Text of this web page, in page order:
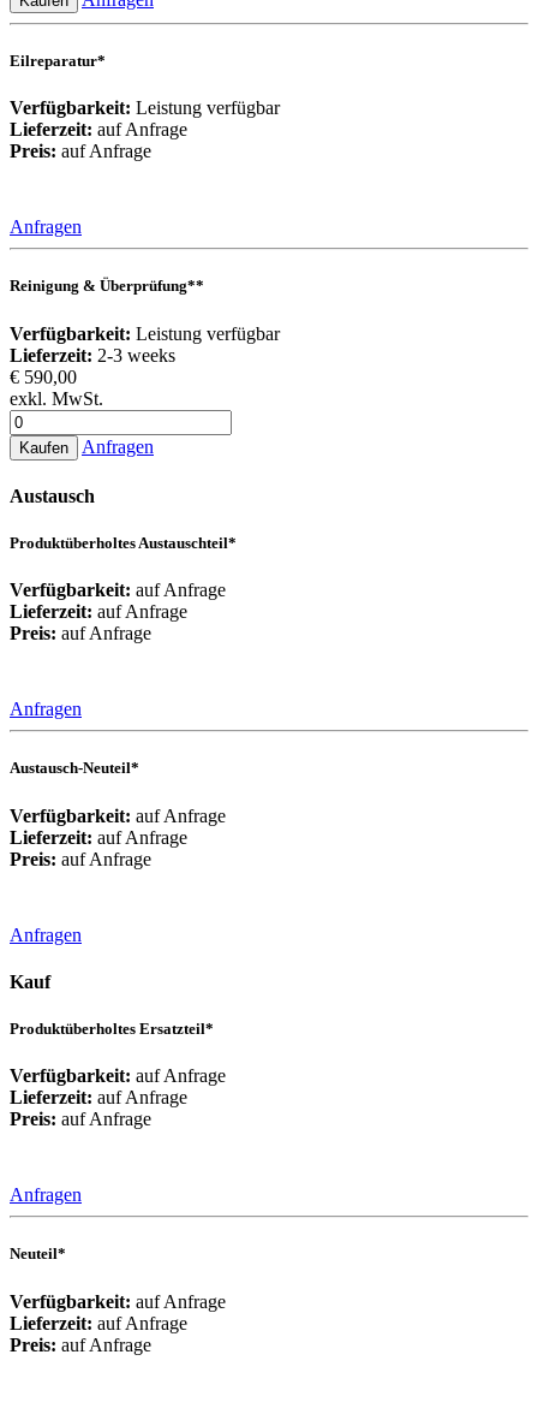
Eilreparatur*
Verfügbarkeit: Leistung verfügbar
Lieferzeit: auf Anfrage
Preis: auf Anfrage
Anfragen
Reinigung & Überprüfung**
Verfügbarkeit: Leistung verfügbar
Lieferzeit: 2-3 weeks
€ 590,00
exkl. MwSt.
Kaufen Anfragen
Austausch
Produktüberholtes Austauschteil*
Verfügbarkeit: auf Anfrage
Lieferzeit: auf Anfrage
Preis: auf Anfrage
Anfragen
Austausch-Neuteil*
Verfügbarkeit: auf Anfrage
Lieferzeit: auf Anfrage
Preis: auf Anfrage
Anfragen
Kauf
Produktüberholtes Ersatzteil*
Verfügbarkeit: auf Anfrage
Lieferzeit: auf Anfrage
Preis: auf Anfrage
Anfragen
Neuteil*
Verfügbarkeit: auf Anfrage
Lieferzeit: auf Anfrage
Preis: auf Anfrage